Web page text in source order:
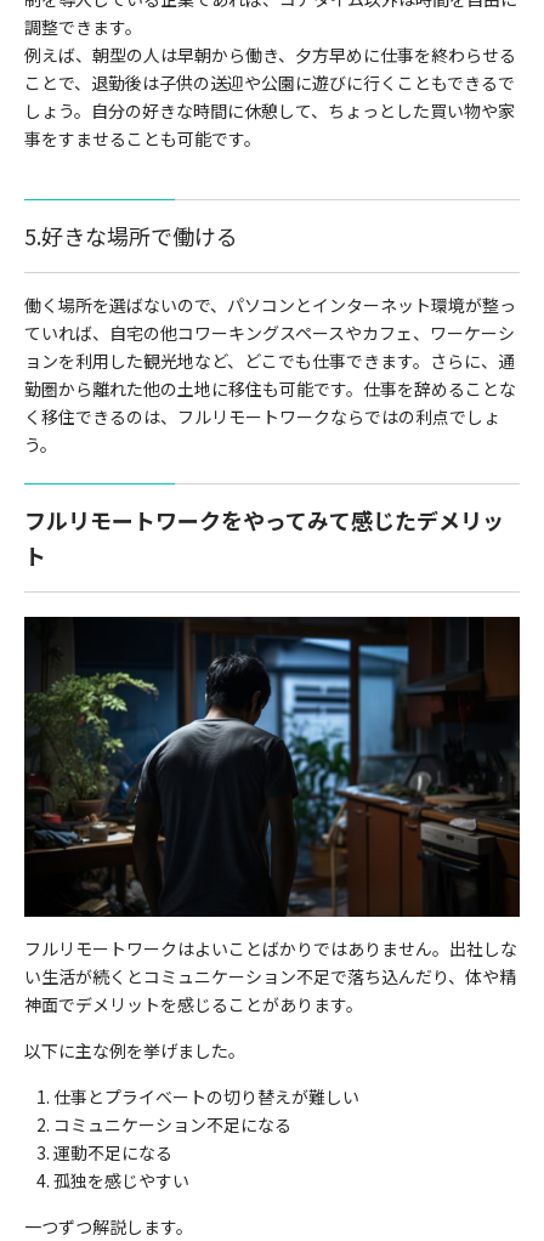
調整できます。
例えば、朝型の人は早朝から働き、夕方早めに仕事を終わらせる
ことで、退勤後は子供の送迎や公園に遊びに行くこともできるで
しょう。自分の好きな時間に休憩して、ちょっとした買い物や家
事をすませることも可能です。
5.好きな場所で働ける
働く場所を選ばないので、パソコンとインターネット環境が整っ
ていれば、自宅の他コワーキングスペースやカフェ、ワーケーシ
ョンを利用した観光地など、どこでも仕事できます。さらに、通
勤圏から離れた他の土地に移住も可能です。仕事を辞めることな
く移住できるのは、フルリモートワークならではの利点でしょ
う。
フルリモートワークをやってみて感じたデメリッ
ト
フルリモートワークはよいことばかりではありません。出社しな
い生活が続くとコミュニケーション不足で落ち込んだり、体や精
神面でデメリットを感じることがあります。
以下に主な例を挙げました。
仕事とプライベートの切り替えが難しい
コミュニケーション不足になる
運動不足になる
孤独を感じやすい
一つずつ解説します。